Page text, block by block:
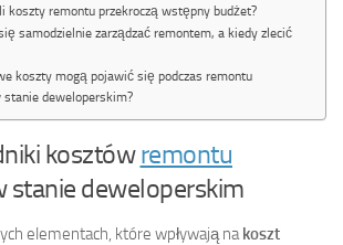
koszty remontu przekroczą wstępny budżet?
samodzielnie zarządzać remontem, a kiedy zlecić
koszty mogą pojawić się podczas remontu
stanie deweloperskim?
kosztówremontu
stanie deweloperskim
elementach, które wpływają na koszt